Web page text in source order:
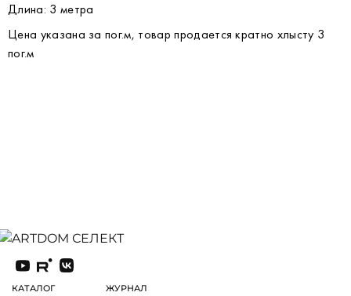
Длина: 3 метра
Цена указана за пог.м, товар продается кратно хлысту 3
пог.м
КАТАЛОГ ЖУРНАЛ